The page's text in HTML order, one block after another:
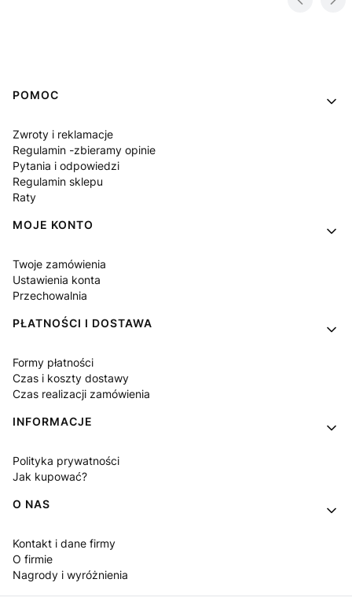
Linki w stopce
POMOC
Zwroty i reklamacje
Regulamin -zbieramy opinie
Pytania i odpowiedzi
Regulamin sklepu
Raty
MOJE KONTO
Twoje zamówienia
Ustawienia konta
Przechowalnia
PŁATNOŚCI I DOSTAWA
Formy płatności
Czas i koszty dostawy
Czas realizacji zamówienia
INFORMACJE
Polityka prywatności
Jak kupować?
O NAS
Kontakt i dane firmy
O firmie
Nagrody i wyróżnienia